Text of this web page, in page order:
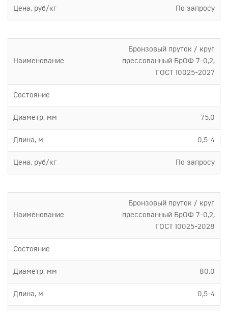
Цена, руб/кг По запросу
Наименование
Бронзовый пруток / круг
прессованный БрОФ 7-0,2,
ГОСТ 10025-2027
Состояние
Диаметр, мм 75,0
Длина, м 0,5-4
Цена, руб/кг По запросу
Наименование
Бронзовый пруток / круг
прессованный БрОФ 7-0,2,
ГОСТ 10025-2028
Состояние
Диаметр, мм 80,0
Длина, м 0,5-4